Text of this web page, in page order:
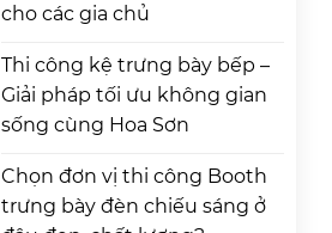
cho các gia chủ
Thi công kệ trưng bày bếp –
Giải pháp tối ưu không gian
sống cùng Hoa Sơn
Chọn đơn vị thi công Booth
trưng bày đèn chiếu sáng ở